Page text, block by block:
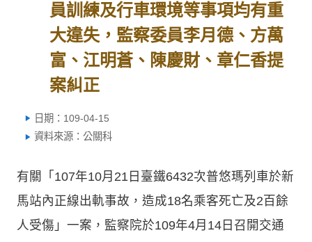
員訓練及行車環境等事項均有重
大違失，監察委員李月德、方萬
富、江明蒼、陳慶財、章仁香提
案糾正
日期：109-04-15
資料來源：公關科
有關「107年10月21日臺鐵6432次普悠瑪列車於新
馬站內正線出軌事故，造成18名乘客死亡及2百餘
人受傷」一案，監察院於109年4月14日召開交通